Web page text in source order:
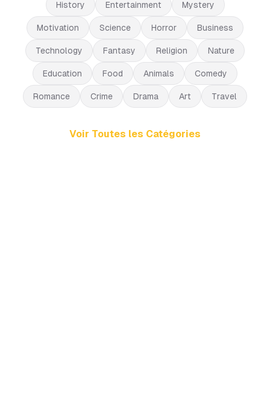
History Entertainment Mystery
Motivation Science Horror Business
Technology Fantasy Religion Nature
Education Food Animals Comedy
Romance Crime Drama Art Travel
Voir Toutes les Catégories